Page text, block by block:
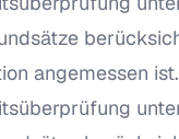
angemessen ist.